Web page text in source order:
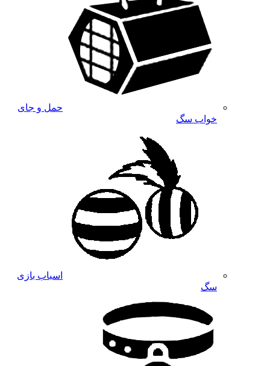
حمل و جای
خواب سگ
اسباب بازی
سگ